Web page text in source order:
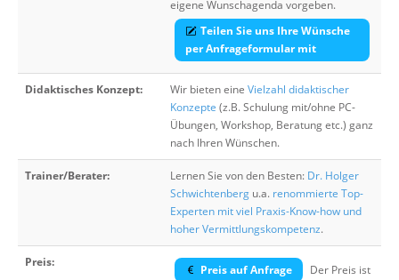
eigene Wunschagenda vorgeben.
Teilen Sie uns Ihre Wünsche
per Anfrageformular mit
Didaktisches Konzept: Wir bieten eine Vielzahl didaktischer
Konzepte (z.B. Schulung mit/ohne PC-
Übungen, Workshop, Beratung etc.) ganz
nach Ihren Wünschen.
Trainer/Berater: Lernen Sie von den Besten: Dr. Holger
Schwichtenberg u.a. renommierte Top-
Experten mit viel Praxis-Know-how und
hoher Vermittlungskompetenz.
Preis:
Preis auf Anfrage
Der Preis ist